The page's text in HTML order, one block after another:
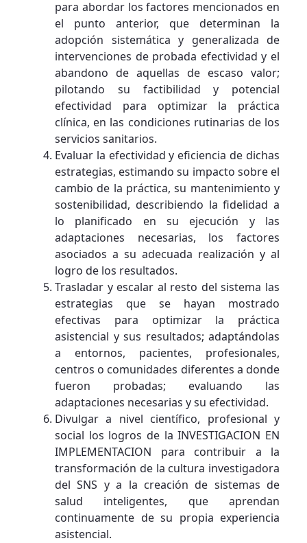
para abordar los factores mencionados en
el punto anterior, que determinan la
adopción sistemática y generalizada de
intervenciones de probada efectividad y el
abandono de aquellas de escaso valor;
pilotando su factibilidad y potencial
efectividad para optimizar la práctica
clínica, en las condiciones rutinarias de los
servicios sanitarios.
Evaluar la efectividad y eficiencia de dichas
estrategias, estimando su impacto sobre el
cambio de la práctica, su mantenimiento y
sostenibilidad, describiendo la fidelidad a
lo planificado en su ejecución y las
adaptaciones necesarias, los factores
asociados a su adecuada realización y al
logro de los resultados.
Trasladar y escalar al resto del sistema las
estrategias que se hayan mostrado
efectivas para optimizar la práctica
asistencial y sus resultados; adaptándolas
a entornos, pacientes, profesionales,
centros o comunidades diferentes a donde
fueron probadas; evaluando las
adaptaciones necesarias y su efectividad.
Divulgar a nivel científico, profesional y
social los logros de la INVESTIGACION EN
IMPLEMENTACION para contribuir a la
transformación de la cultura investigadora
del SNS y a la creación de sistemas de
salud inteligentes, que aprendan
continuamente de su propia experiencia
asistencial.